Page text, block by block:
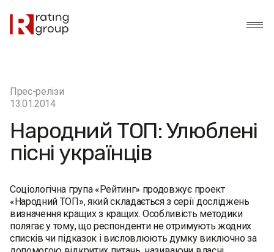
Прес-релізи
13.01.2014
Народний ТОП: Улюблені
пісні українців
Соціологічна група «Рейтинг» продовжує проект
«Народний ТОП», який складається з серії досліджень
визначення кращих з кращих. Особливість методики
полягає у тому, що респонденти не отримують жодних
списків чи підказок і висловлюють думку виключно за